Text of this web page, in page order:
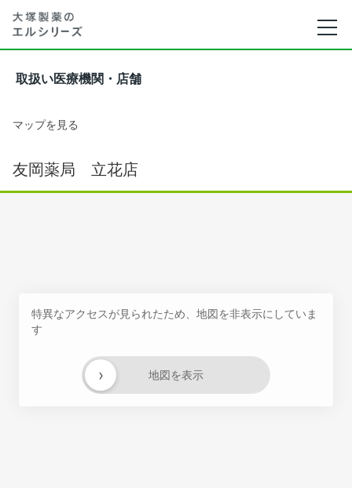
取扱い医療機関・店舗
マップを見る
友岡薬局 立花店
特異なアクセスが見られたため、地図を非表示にしていま
す
地図を表示
›